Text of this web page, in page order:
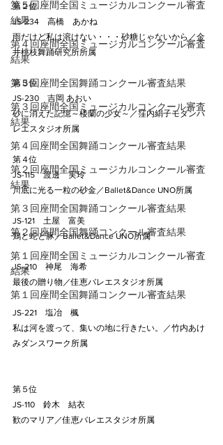
第５回座間全国ミュージカルコンクール審査
結果
第４回座間全国ミュージカルコンクール審査
結果
第５回座間全国舞踊コンクール審査結果
第３回座間全国ミュージカルコンクール審査
結果
第４回座間全国舞踊コンクール審査結果
第２回座間全国ミュージカルコンクール審査
結果
第３回座間全国舞踊コンクール審査結果
第２回座間全国舞踊コンクール審査結果
第１回座間全国ミュージカルコンクール審査
結果
第１回座間全国舞踊コンクール審査結果
第２位
JS-234　高橋　あかね
雨だけど私は溶けない・・・砂糖じゃないから／金
井桃枝舞踊研究所所属
第３位
JS-230　吉岡 あおい
砂に消えた記憶～楼蘭の少女～／窪内絹子モダンバ
レエスタジオ所属
第４位
JS-115　渡邊　実玲
川底に光る一粒の砂金／Ballet&Dance UNO所属
JS-121　土屋　富美
鶏と蛇と豚／Ballet&Dance UNO所属
JS-210    神尾　海希
最後の贈り物／佳恵バレエスタジオ所属
JS-221    塩冶　楓
私は河を渡って、集いの地に行きたい。／竹内あけ
みダンスワーク所属
第５位
JS-110    鈴木　結衣
歓のマリア／佳恵バレエスタジオ所属